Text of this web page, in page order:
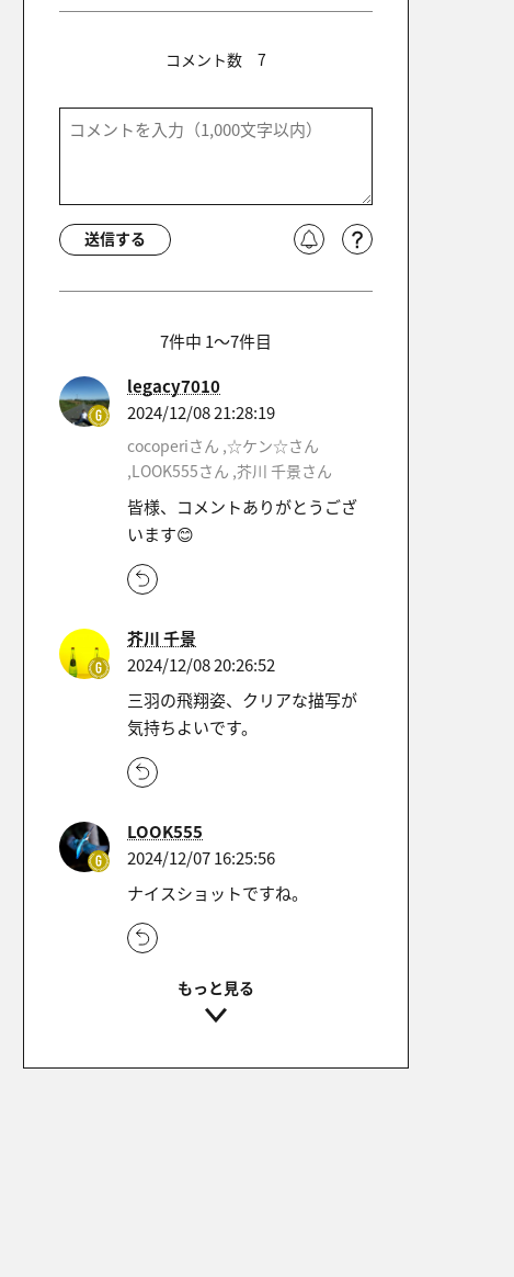
コメント数 7
送信する
7件中 1〜7件目
legacy7010
2024/12/08 21:28:19
cocoperiさん ,☆ケン☆さん
,LOOK555さん ,芥川 千景さん
皆様、コメントありがとうござ
います😊
芥川 千景
2024/12/08 20:26:52
三羽の飛翔姿、クリアな描写が
気持ちよいです。
LOOK555
2024/12/07 16:25:56
ナイスショットですね。
☆ケン☆
2024/12/07 12:24:26